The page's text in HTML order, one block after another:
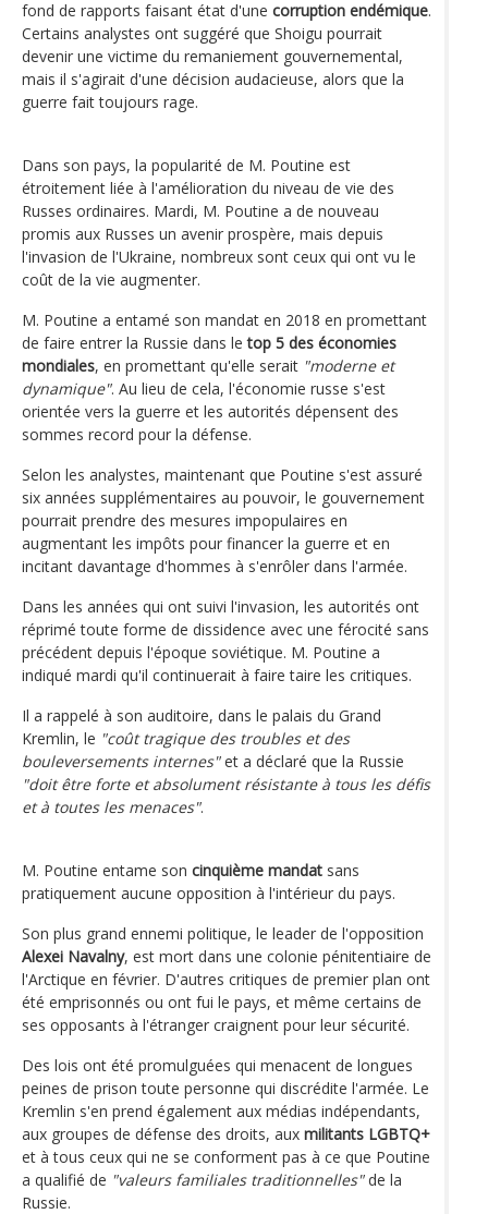
fond de rapports faisant état d'une corruption endémique.
Certains analystes ont suggéré que Shoigu pourrait
devenir une victime du remaniement gouvernemental,
mais il s'agirait d'une décision audacieuse, alors que la
guerre fait toujours rage.
Dans son pays, la popularité de M. Poutine est
étroitement liée à l'amélioration du niveau de vie des
Russes ordinaires. Mardi, M. Poutine a de nouveau
promis aux Russes un avenir prospère, mais depuis
l'invasion de l'Ukraine, nombreux sont ceux qui ont vu le
coût de la vie augmenter.
M. Poutine a entamé son mandat en 2018 en promettant
de faire entrer la Russie dans letop 5 des économies
mondiales, en promettant qu'elle serait "moderne et
dynamique". Au lieu de cela, l'économie russe s'est
orientée vers la guerre et les autorités dépensent des
sommes record pour la défense.
Selon les analystes, maintenant que Poutine s'est assuré
six années supplémentaires au pouvoir, le gouvernement
pourrait prendre des mesures impopulaires en
augmentant les impôts pour financer la guerre et en
incitant davantage d'hommes à s'enrôler dans l'armée.
Dans les années qui ont suivi l'invasion, les autorités ont
réprimé toute forme de dissidence avec une férocité sans
précédent depuis l'époque soviétique. M. Poutine a
indiqué mardi qu'il continuerait à faire taire les critiques.
Il a rappelé à son auditoire, dans le palais du Grand
Kremlin, le "coût tragique des troubles et des
bouleversements internes"et a déclaré que la Russie
"doit être forte et absolument résistante à tous les défis
et à toutes les menaces".
M. Poutine entame son cinquième mandat sans
pratiquement aucune opposition à l'intérieur du pays.
Son plus grand ennemi politique, le leader de l'opposition
Alexei Navalny, est mort dans une colonie pénitentiaire de
l'Arctique en février. D'autres critiques de premier plan ont
été emprisonnés ou ont fui le pays, et même certains de
ses opposants à l'étranger craignent pour leur sécurité.
Des lois ont été promulguées qui menacent de longues
peines de prison toute personne qui discrédite l'armée. Le
Kremlin s'en prend également aux médias indépendants,
aux groupes de défense des droits, aux militants LGBTQ+
et à tous ceux qui ne se conforment pas à ce que Poutine
a qualifié de "valeurs familiales traditionnelles"de la
Russie.